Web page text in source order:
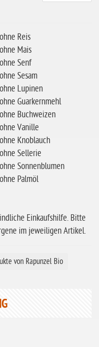
ohne Reis
ohne Mais
ohne Senf
ohne Sesam
ohne Lupinen
ohne Guarkernmehl
ohne Buchweizen
ohne Vanille
ohne Knoblauch
ohne Sellerie
ohne Sonnenblumen
ohne Palmöl
Einkaufshilfe. Bitte
im jeweiligen Artikel.
von Rapunzel Bio